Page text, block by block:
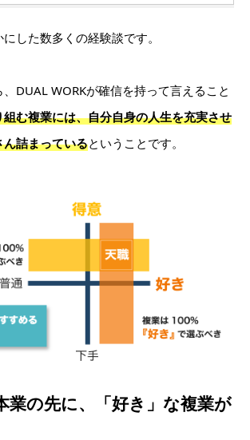
した数多くの経験談です。
DUAL WORKが確信を持って言えること
む複業には、自分自身の人生を充実させ
詰まっているということです。
業の先に、「好き」な複業が